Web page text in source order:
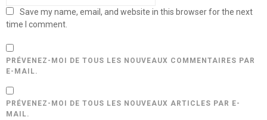
Save my name, email, and website in this browser for the next
time I comment.
PRÉVENEZ-MOI DE TOUS LES NOUVEAUX COMMENTAIRES PAR
E-MAIL.
PRÉVENEZ-MOI DE TOUS LES NOUVEAUX ARTICLES PAR E-
MAIL.